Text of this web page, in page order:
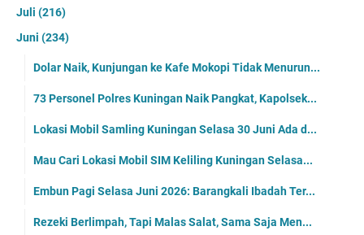
Juli (216)
Juni (234)
Dolar Naik, Kunjungan ke Kafe Mokopi Tidak Menurun...
73 Personel Polres Kuningan Naik Pangkat, Kapolsek...
Lokasi Mobil Samling Kuningan Selasa 30 Juni Ada d...
Mau Cari Lokasi Mobil SIM Keliling Kuningan Selasa...
Embun Pagi Selasa Juni 2026: Barangkali Ibadah Ter...
Rezeki Berlimpah, Tapi Malas Salat, Sama Saja Men...